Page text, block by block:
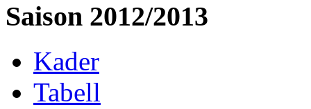
Saison 2012/2013
Kader
Tabell